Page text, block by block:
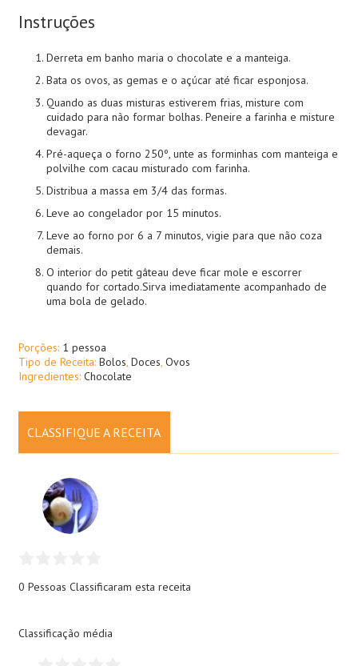
Instruções
Derreta em banho maria o chocolate e a manteiga.
Bata os ovos, as gemas e o açúcar até ficar esponjosa.
Quando as duas misturas estiverem frias, misture com
cuidado para não formar bolhas. Peneire a farinha e misture
devagar.
Pré-aqueça o forno 250º, unte as forminhas com manteiga e
polvilhe com cacau misturado com farinha.
Distribua a massa em 3/4 das formas.
Leve ao congelador por 15 minutos.
Leve ao forno por 6 a 7 minutos, vigie para que não coza
demais.
O interior do petit gâteau deve ficar mole e escorrer
quando for cortado.Sirva imediatamente acompanhado de
uma bola de gelado.
Porções: 1 pessoa
Tipo de Receita: Bolos, Doces, Ovos
Ingredientes: Chocolate
CLASSIFIQUE A RECEITA
0 Pessoas Classificaram esta receita
Classificação média